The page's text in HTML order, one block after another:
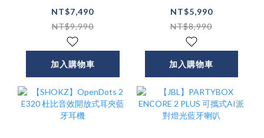
5 Pro Max AI降噪真
無線藍牙耳機
NT$7,490
NT$9,990
加入購物車
5 Pro AI降噪真無線
藍牙耳機
NT$5,990
NT$8,990
加入購物車